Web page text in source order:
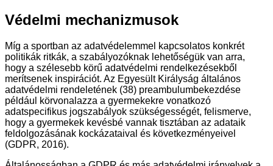
Védelmi mechanizmusok
Míg a sportban az adatvédelemmel kapcsolatos konkrét
politikák ritkák, a szabályozóknak lehetőségük van arra,
hogy a szélesebb körű adatvédelmi rendelkezésekből
merítsenek inspirációt. Az Egyesült Királyság általános
adatvédelmi rendeletének (38) preambulumbekezdése
például körvonalazza a gyermekekre vonatkozó
adatspecifikus jogszabályok szükségességét, felismerve,
hogy a gyermekek kevésbé vannak tisztában az adataik
feldolgozásának kockázataival és következményeivel
(GDPR, 2016).